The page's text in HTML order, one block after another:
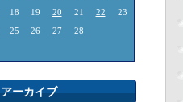
18 19 20 21 22
23
25 26 27 28
アーカイブ